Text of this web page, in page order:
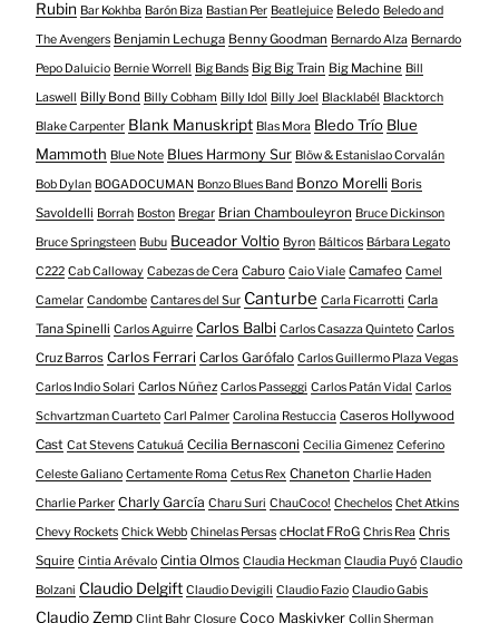
Rubin Bar Kokhba Barón Biza Bastian Per Beatlejuice Beledo Beledo and
The Avengers Benjamin Lechuga Benny Goodman Bernardo Alza Bernardo
Pepo Daluicio Bernie Worrell Big Bands Big Big Train Big Machine Bill
Laswell Billy Bond Billy Cobham Billy Idol Billy Joel Blacklabél Blacktorch
Blake Carpenter Blank Manuskript Blas Mora Bledo Trío Blue
Mammoth Blue Note Blues Harmony Sur Blöw & Estanislao Corvalán
Bob Dylan BOGADOCUMAN Bonzo Blues Band Bonzo Morelli Boris
Savoldelli Borrah Boston Bregar Brian Chambouleyron Bruce Dickinson
Bruce Springsteen Bubu Buceador Voltio Byron Bálticos Bárbara Legato
C222 Cab Calloway Cabezas de Cera Caburo Caio Viale Camafeo Camel
Camelar Candombe Cantares del Sur Canturbe Carla Ficarrotti Carla
Tana Spinelli Carlos Aguirre Carlos Balbi Carlos Casazza Quinteto Carlos
Cruz Barros Carlos Ferrari Carlos Garófalo Carlos Guillermo Plaza Vegas
Carlos Indio Solari Carlos Núñez Carlos Passeggi Carlos Patán Vidal Carlos
Schvartzman Cuarteto Carl Palmer Carolina Restuccia Caseros Hollywood
Cast Cat Stevens Catukuá Cecilia Bernasconi Cecilia Gimenez Ceferino
Celeste Galiano Certamente Roma Cetus Rex Chaneton Charlie Haden
Charlie Parker Charly García Charu Suri ChauCoco! Chechelos Chet Atkins
Chevy Rockets Chick Webb Chinelas Persas cHoclat FRoG Chris Rea Chris
Squire Cintia Arévalo Cintia Olmos Claudia Heckman Claudia Puyó Claudio
Bolzani Claudio Delgift Claudio Devigili Claudio Fazio Claudio Gabis
Claudio Zemp Clint Bahr Closure Coco Maskivker Collin Sherman